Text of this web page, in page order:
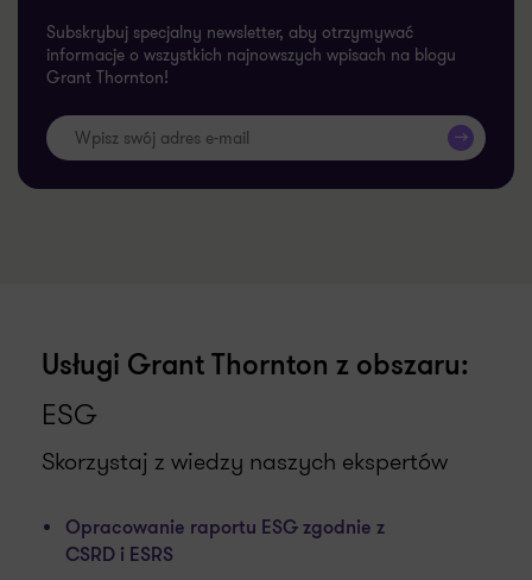
Subskrybuj specjalny newsletter, aby otrzymywać
informacje o wszystkich najnowszych wpisach na blogu
Grant Thornton!
>>
Usługi Grant Thornton z obszaru:
ESG
Skorzystaj z wiedzy naszych ekspertów
Opracowanie raportu ESG zgodnie z
CSRD i ESRS